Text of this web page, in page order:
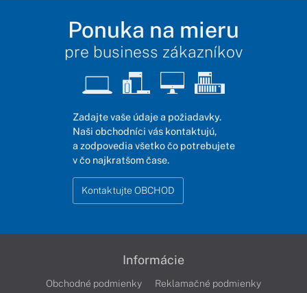
Ponuka na mieru
pre business zákazníkov
Zadajte vaše údaje a požiadavky.
Naši obchodníci vás kontaktujú,
a zodpovedia všetko čo potrebujete
v čo najkratšom čase.
Kontaktujte OBCHOD
Informácie
Obchodné podmienky
Reklamačné podmienky